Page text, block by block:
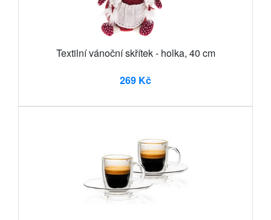
Textilní vánoční skřítek - holka, 40 cm
269 Kč